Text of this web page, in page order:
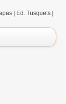
| Ed. Tusquets |